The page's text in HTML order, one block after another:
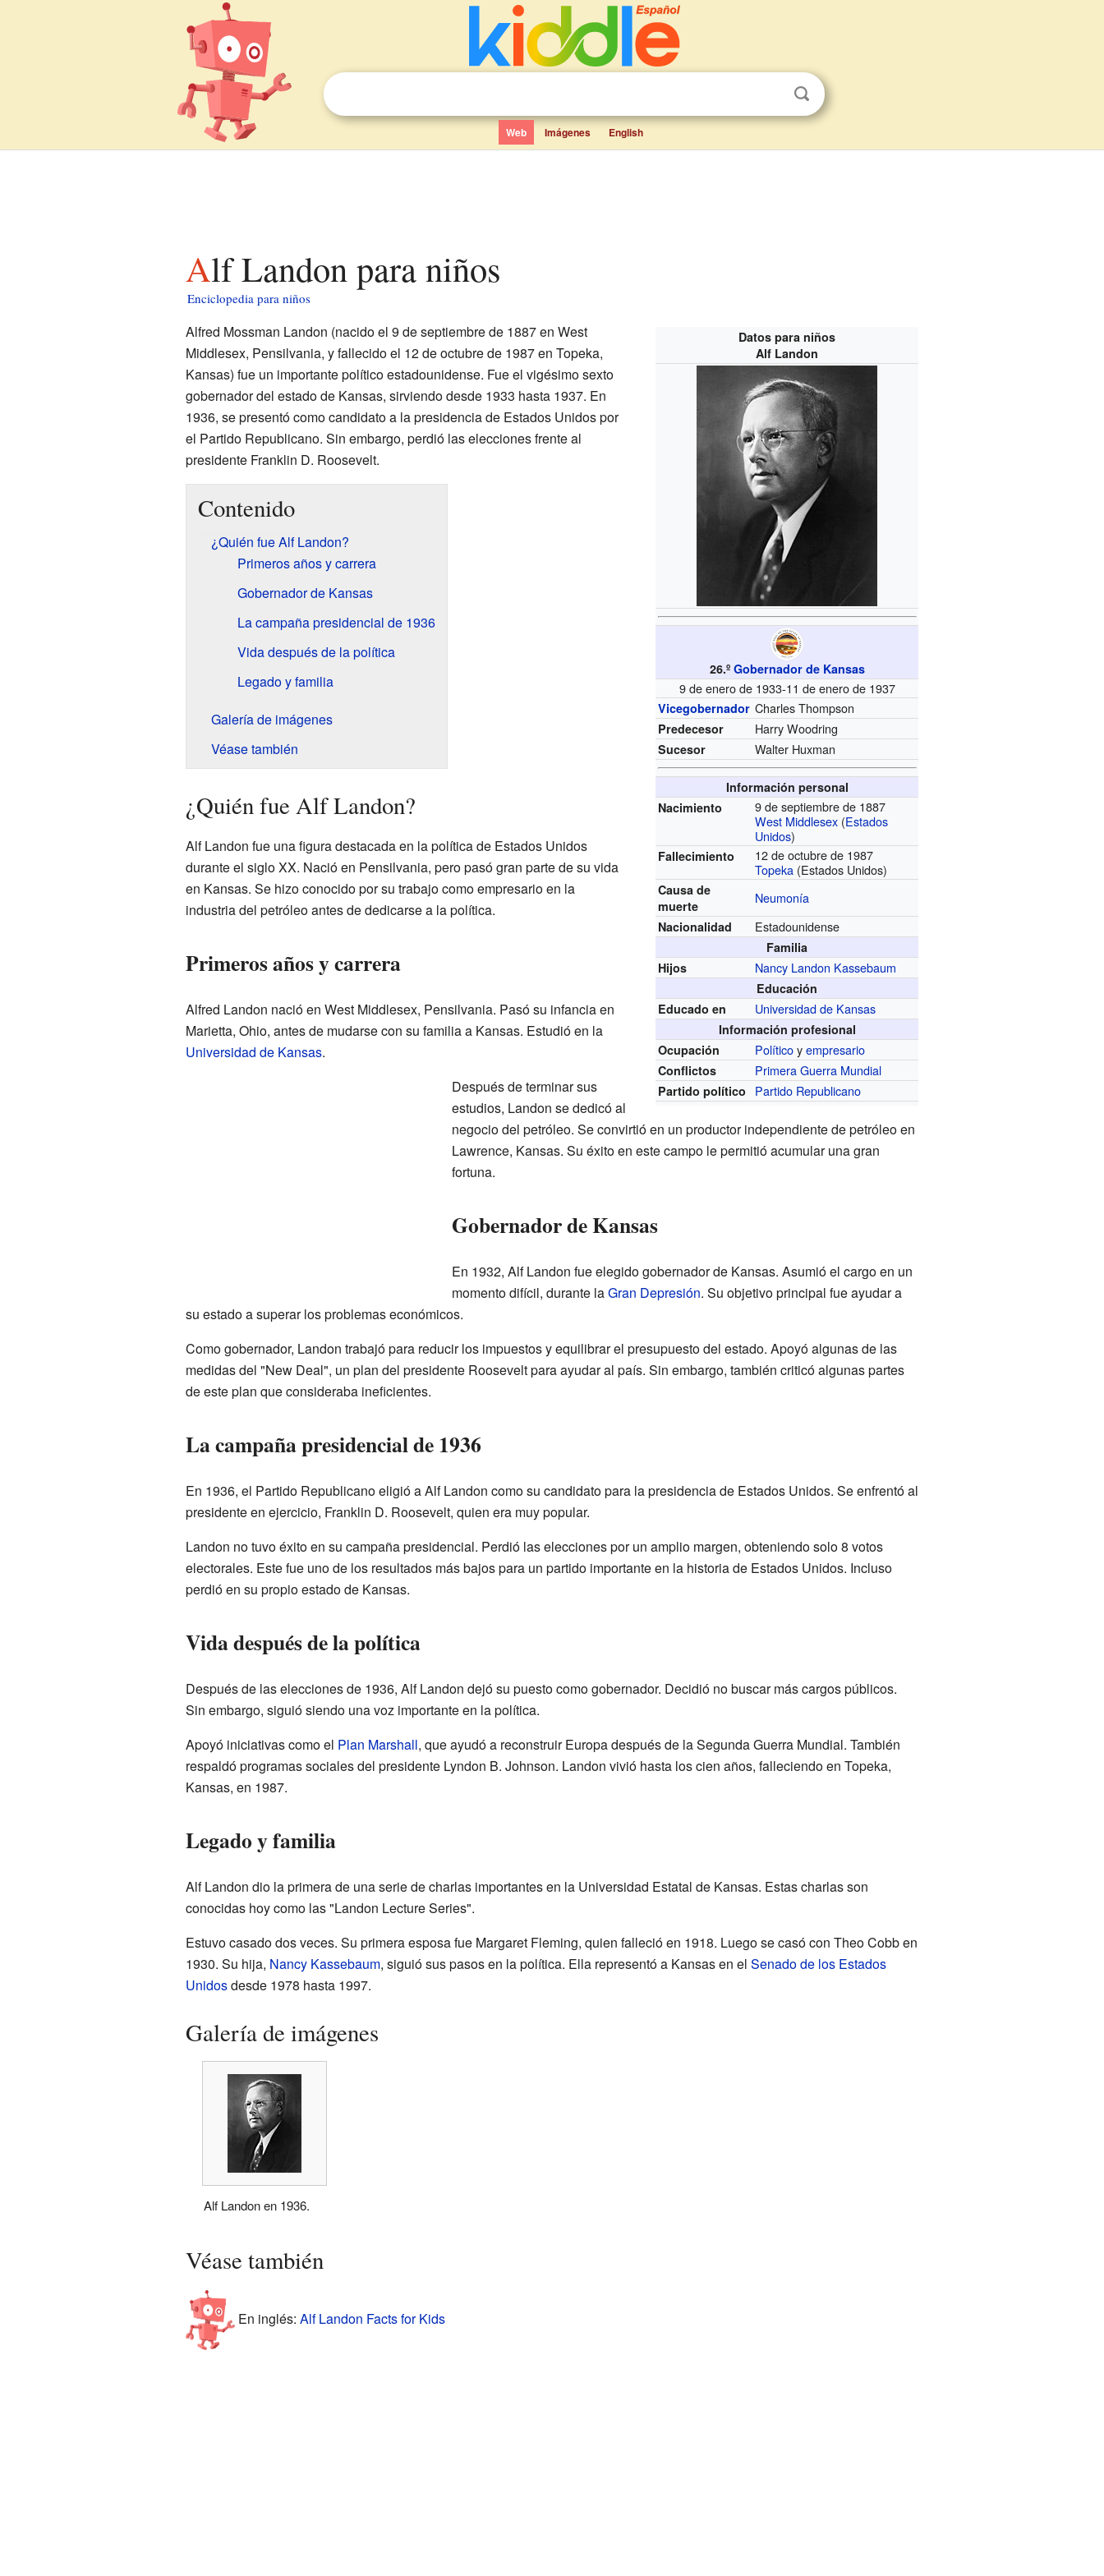
Web Imágenes English
Alf Landon para niños
Enciclopedia para niños
Datos para niños
Alf Landon
26.º Gobernador de Kansas
9 de enero de 1933-11 de enero de 1937
Vicegobernador Charles Thompson
Predecesor Harry Woodring
Sucesor Walter Huxman
Información personal
Nacimiento
9 de septiembre de 1887
West Middlesex (Estados
Unidos)
Fallecimiento
12 de octubre de 1987
Topeka (Estados Unidos)
Causa de
muerte
Neumonía
Nacionalidad Estadounidense
Familia
Hijos
Nancy Landon Kassebaum
Educación
Educado en
Universidad de Kansas
Información profesional
Ocupación
Políticoyempresario
Conflictos Primera Guerra Mundial
Partido político Partido Republicano
Alfred Mossman Landon (nacido el 9 de septiembre de 1887 en West
Middlesex, Pensilvania, y fallecido el 12 de octubre de 1987 en Topeka,
Kansas) fue un importante político estadounidense. Fue el vigésimo sexto
gobernador del estado de Kansas, sirviendo desde 1933 hasta 1937. En
1936, se presentó como candidato a la presidencia de Estados Unidos por
el Partido Republicano. Sin embargo, perdió las elecciones frente al
presidente Franklin D. Roosevelt.
Contenido
¿Quién fue Alf Landon?
Primeros años y carrera
Gobernador de Kansas
La campaña presidencial de 1936
Vida después de la política
Legado y familia
Galería de imágenes
Véase también
¿Quién fue Alf Landon?
Alf Landon fue una figura destacada en la política de Estados Unidos
durante el siglo XX. Nació en Pensilvania, pero pasó gran parte de su vida
en Kansas. Se hizo conocido por su trabajo como empresario en la
industria del petróleo antes de dedicarse a la política.
Primeros años y carrera
Alfred Landon nació en West Middlesex, Pensilvania. Pasó su infancia en
Marietta, Ohio, antes de mudarse con su familia a Kansas. Estudió en la
Universidad de Kansas.
Después de terminar sus
estudios, Landon se dedicó al
negocio del petróleo. Se convirtió en un productor independiente de petróleo en
Lawrence, Kansas. Su éxito en este campo le permitió acumular una gran
fortuna.
Gobernador de Kansas
En 1932, Alf Landon fue elegido gobernador de Kansas. Asumió el cargo en un
momento difícil, durante laGran Depresión. Su objetivo principal fue ayudar a
su estado a superar los problemas económicos.
Como gobernador, Landon trabajó para reducir los impuestos y equilibrar el presupuesto del estado. Apoyó algunas de las
medidas del "New Deal", un plan del presidente Roosevelt para ayudar al país. Sin embargo, también criticó algunas partes
de este plan que consideraba ineficientes.
La campaña presidencial de 1936
En 1936, el Partido Republicano eligió a Alf Landon como su candidato para la presidencia de Estados Unidos. Se enfrentó al
presidente en ejercicio, Franklin D. Roosevelt, quien era muy popular.
Landon no tuvo éxito en su campaña presidencial. Perdió las elecciones por un amplio margen, obteniendo solo 8 votos
electorales. Este fue uno de los resultados más bajos para un partido importante en la historia de Estados Unidos. Incluso
perdió en su propio estado de Kansas.
Vida después de la política
Después de las elecciones de 1936, Alf Landon dejó su puesto como gobernador. Decidió no buscar más cargos públicos.
Sin embargo, siguió siendo una voz importante en la política.
Apoyó iniciativas como el Plan Marshall, que ayudó a reconstruir Europa después de la Segunda Guerra Mundial. También
respaldó programas sociales del presidente Lyndon B. Johnson. Landon vivió hasta los cien años, falleciendo en Topeka,
Kansas, en 1987.
Legado y familia
Alf Landon dio la primera de una serie de charlas importantes en la Universidad Estatal de Kansas. Estas charlas son
conocidas hoy como las "Landon Lecture Series".
Estuvo casado dos veces. Su primera esposa fue Margaret Fleming, quien falleció en 1918. Luego se casó con Theo Cobb en
1930. Su hija, Nancy Kassebaum, siguió sus pasos en la política. Ella representó a Kansas en el Senado de los Estados
Unidosdesde 1978 hasta 1997.
Galería de imágenes
Alf Landon en 1936.
Véase también
En inglés: Alf Landon Facts for Kids